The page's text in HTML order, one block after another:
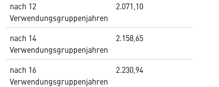
nach 12
Verwendungsgruppenjahren
2.071,10
nach 14
Verwendungsgruppenjahren
2.158,65
nach 16
Verwendungsgruppenjahren
2.230,94